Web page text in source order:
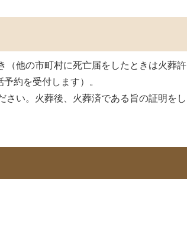
（他の市町村に死亡届をしたときは火葬許
約を受付します）。
さい。火葬後、火葬済である旨の証明をし